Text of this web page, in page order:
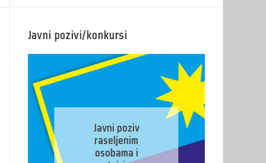
Javni pozivi/konkursi
Javni konkurs za
prijavu kandidata
za imenovanje
predsjednika/zamj